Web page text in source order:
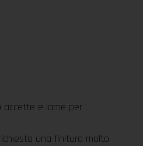
accette e lame per
una finitura molto